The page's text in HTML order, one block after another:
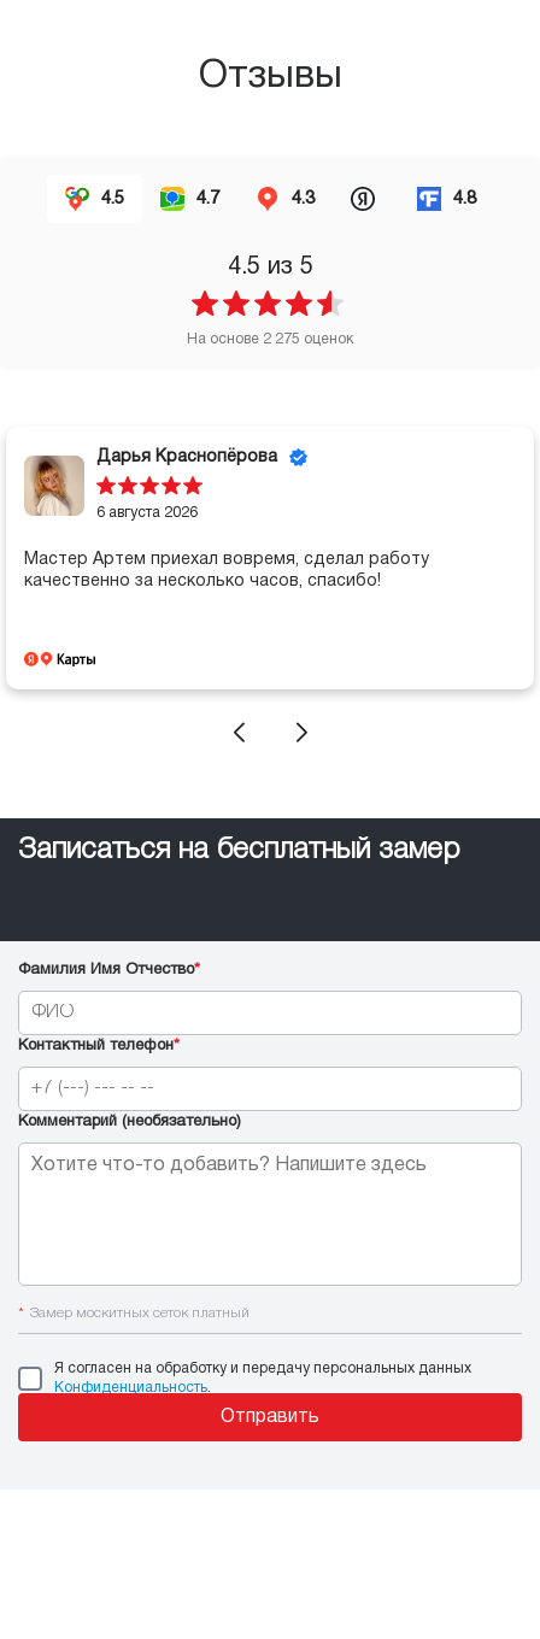
Отзывы
4.5 4.7 4.3 4.8
4.5 из 5
На основе 2 275 оценок
Дарья Краснопёрова
6 августа 2026
Мастер Артем приехал вовремя, сделал работу
качественно за несколько часов, спасибо!
Записаться на бесплатный замер
Фамилия Имя Отчество*
Контактный телефон*
Комментарий (необязательно)
* Замер москитных сеток платный
Я согласен на обработку и передачу персональных данных
Конфиденциальность
Отправить